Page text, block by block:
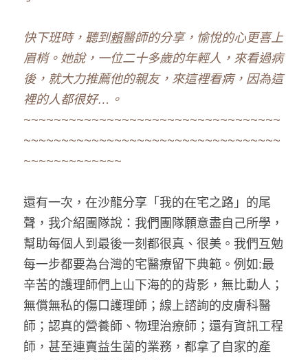
快下班時，聽到賴醫師的分享，愉悅的心更喜上
眉梢。她說，一位二十多歲的年輕人，來看過病
後，就大力推薦他的親友，來這裡看病，因為這
裡的人都很好…。
~~~~~~~~~~~~~~~~~~~~~~~~~~~~~~~~~~
~~~~~~~~~~~~~~~~~~~~~~~~~~~~~~~~~~
~~~~~~~~~~~~~
還有一次，在沙龍分享「我的在宅之路」的尾
聲，我介紹團隊說：我們團隊願意盡自己所學，
幫助每個人到最後一刻都很真、很美。我們互勉
每一步都要為台灣的宅醫療留下典範。例如:最
辛苦的護理師們上山下海的的背影，無比動人；
無償無私的傷口護理師；線上諮詢的皮膚科醫
師；認真的營養師、物理治療師；還有資訊工程
師，甚至連賣益生菌的業務，都拿了自家的產